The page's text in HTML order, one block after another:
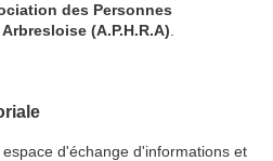
des Personnes
(A.P.H.R.A)
d'échange d'informations et